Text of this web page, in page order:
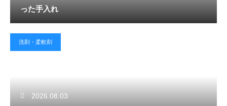
った手入れ
洗剤・柔軟剤
2026.08.03